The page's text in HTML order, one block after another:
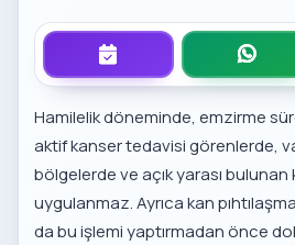
Hamilelik döneminde, emzirme
aktif kanser tedavisi görenlerde,
bölgelerde ve açık yarası bulunan
uygulanmaz. Ayrıca kan
da bu işlemi yaptırmadan önce